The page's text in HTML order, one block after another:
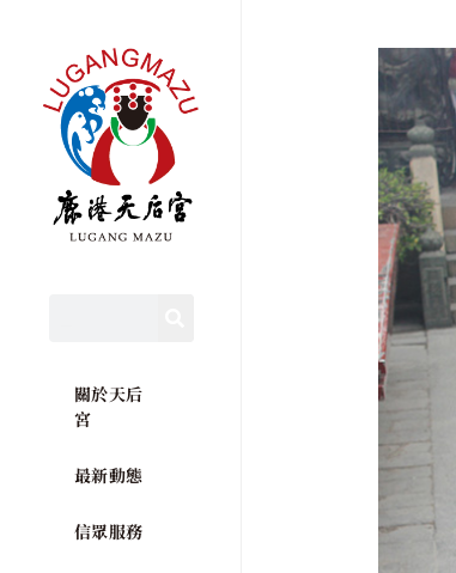
關於天后
宮
最新動態
信眾服務